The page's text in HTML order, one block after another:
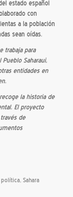
estado español
con
a la población
sean oídas.
trabaja para
Saharaui,
entidades en
la historia de
El proyecto
de
política, Sahara